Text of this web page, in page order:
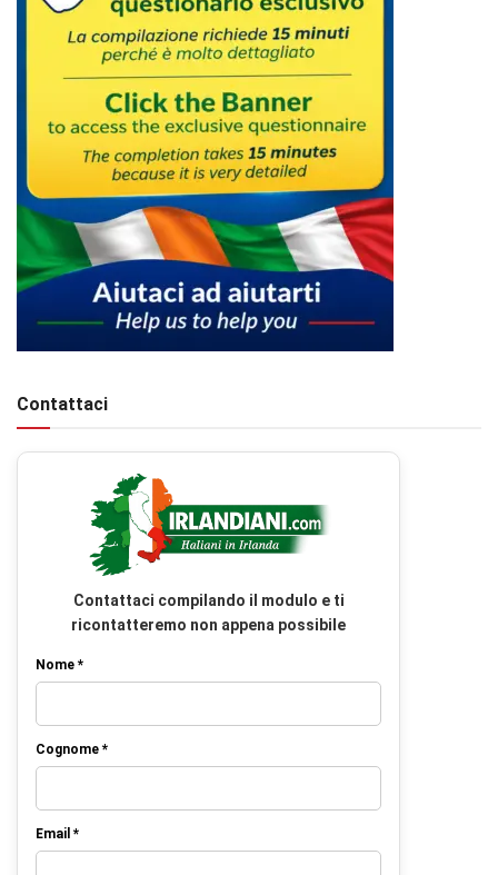
Contattaci
Contattaci compilando il modulo e ti
ricontatteremo non appena possibile
Nome *
Cognome *
Email *